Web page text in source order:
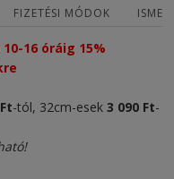
FIZETÉSI MÓDOK
16 óráig 15%
-tól, 32cm-esek 3 090 Ft-